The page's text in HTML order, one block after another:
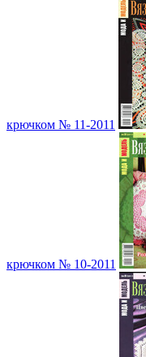
крючком № 11-2011
крючком № 10-2011